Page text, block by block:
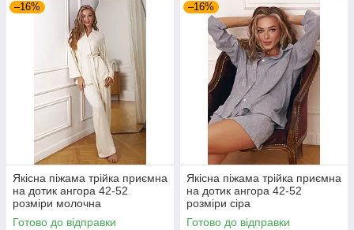
–16%
Якісна піжама трійка приємна
на дотик ангора 42-52
розміри молочна
Готово до відправки
–16%
Якісна піжама трійка приємна
на дотик ангора 42-52
розміри сіра
Готово до відправки